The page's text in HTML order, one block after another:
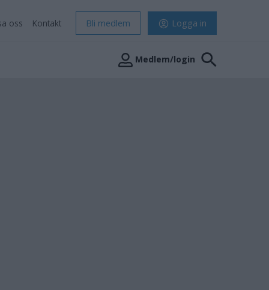
oss Kontakt Bli medlem Logga in
Medlem/login